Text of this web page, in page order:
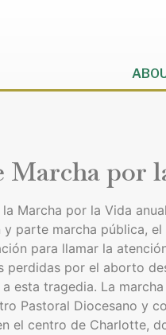
Marcha por
Marcha por la Vida
parte marcha pública, el
para llamar la
perdidas por el aborto
esta tragedia. La
Pastoral Diocesano y
el centro de Charlotte,